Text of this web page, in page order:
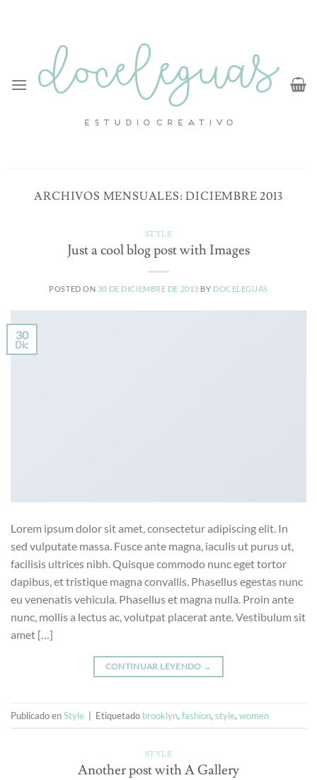
ARCHIVOS MENSUALES:DICIEMBRE 2013
STYLE
Just a cool blog post with Images
POSTED ON 30 DE DICIEMBRE DE 2013 BY DOCELEGUAS
30
Dic
Lorem ipsum dolor sit amet, consectetur adipiscing elit. In
sed vulputate massa. Fusce ante magna, iaculis ut purus ut,
facilisis ultrices nibh. Quisque commodo nunc eget tortor
dapibus, et tristique magna convallis. Phasellus egestas nunc
eu venenatis vehicula. Phasellus et magna nulla. Proin ante
nunc, mollis a lectus ac, volutpat placerat ante. Vestibulum sit
amet […]
CONTINUAR LEYENDO →
Publicado enStyle Etiquetado brooklyn, fashion, style, women
STYLE
Another post with A Gallery